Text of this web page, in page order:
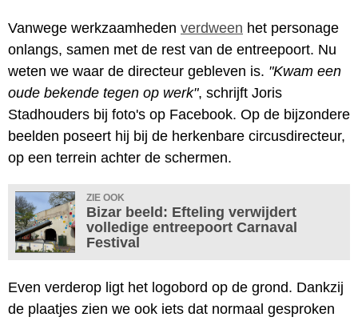
Vanwege werkzaamheden verdween het personage
onlangs, samen met de rest van de entreepoort. Nu
weten we waar de directeur gebleven is. "Kwam een
oude bekende tegen op werk", schrijft Joris
Stadhouders bij foto's op Facebook. Op de bijzondere
beelden poseert hij bij de herkenbare circusdirecteur,
op een terrein achter de schermen.
ZIE OOK
Bizar beeld: Efteling verwijdert
volledige entreepoort Carnaval
Festival
Even verderop ligt het logobord op de grond. Dankzij
de plaatjes zien we ook iets dat normaal gesproken